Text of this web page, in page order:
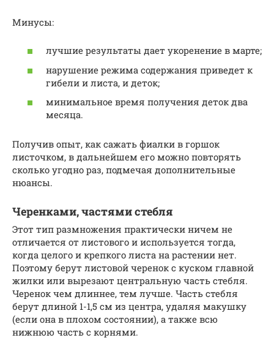
Минусы:
лучшие результаты дает укоренение в марте;
нарушение режима содержания приведет к
гибели и листа, и деток;
минимальное время получения деток два
месяца.
Получив опыт, как сажать фиалки в горшок
листочком, в дальнейшем его можно повторять
сколько угодно раз, подмечая дополнительные
нюансы.
Черенками, частями стебля
Этот тип размножения практически ничем не
отличается от листового и используется тогда,
когда целого и крепкого листа на растении нет.
Поэтому берут листовой черенок с куском главной
жилки или вырезают центральную часть стебля.
Черенок чем длиннее, тем лучше. Часть стебля
берут длиной 1-1,5 см из центра, удаляя макушку
(если она в плохом состоянии), а также всю
нижнюю часть с корнями.